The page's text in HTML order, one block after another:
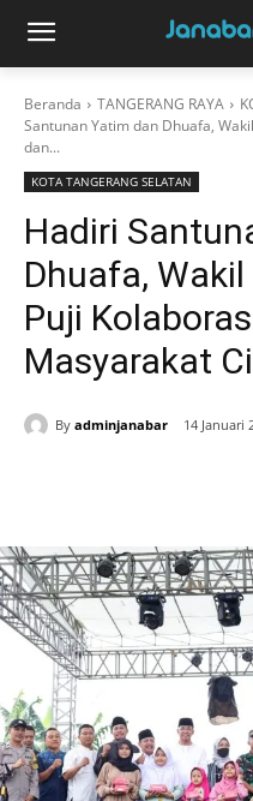
Beranda TANGERANG RAYA
Santunan Yatim dan Dhuafa,
dan...
KOTA TANGERANG SELATAN
Hadiri
Dhuafa,
Puji
Masyarakat
By adminjanabar 14 Januari